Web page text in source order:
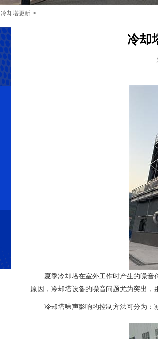
冷却塔更新
冷却
夏季冷却塔在室外工作时产生的噪音传
原因，冷却塔设备的噪音问题尤为突出，
冷却塔噪声影响的控制方法可分为：减